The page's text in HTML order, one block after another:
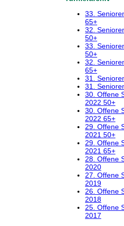
33.
65+
32.
50+
33.
50+
32.
65+
31.
31.
30. Offene
2022 50+
30. Offene
2022 65+
29. Offene
2021 50+
29. Offene
2021 65+
28. Offene
2020
27. Offene
2019
26. Offene
2018
25. Offene
2017